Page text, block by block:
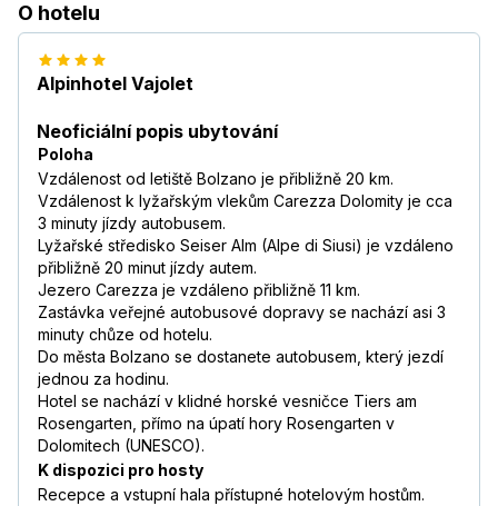
O hotelu
Alpinhotel Vajolet
Neoficiální popis ubytování
Poloha
Vzdálenost od letiště Bolzano je přibližně 20 km.
Vzdálenost k lyžařským vlekům Carezza Dolomity je cca
3 minuty jízdy autobusem.
Lyžařské středisko Seiser Alm (Alpe di Siusi) je vzdáleno
přibližně 20 minut jízdy autem.
Jezero Carezza je vzdáleno přibližně 11 km.
Zastávka veřejné autobusové dopravy se nachází asi 3
minuty chůze od hotelu.
Do města Bolzano se dostanete autobusem, který jezdí
jednou za hodinu.
Hotel se nachází v klidné horské vesničce Tiers am
Rosengarten, přímo na úpatí hory Rosengarten v
Dolomitech (UNESCO).
K dispozici pro hosty
Recepce a vstupní hala přístupné hotelovým hostům.